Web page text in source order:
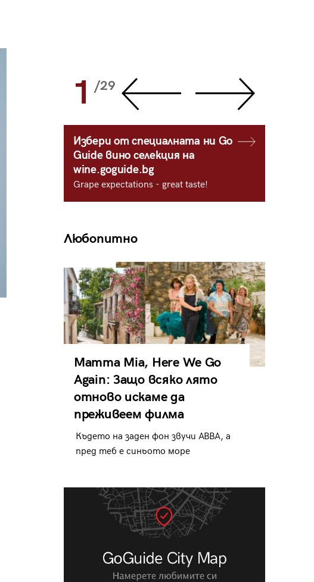
1 /29
Избери от специалната ни Go
Guide вино селекция на
wine.goguide.bg
Grape expectations - great taste!
Любопитно
Mamma Mia, Here We Go
Again: Защо всяко лято
отново искаме да
преживеем филма
Където на заден фон звучи ABBA, а
пред теб е синьото море